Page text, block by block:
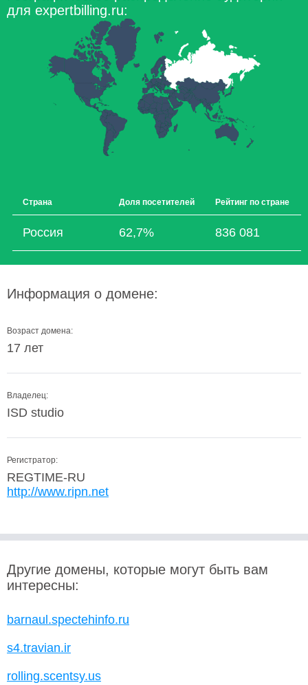
для expertbilling.ru:
Страна Доля посетителей Рейтинг по стране
Россия 62,7% 836 081
Информация о домене:
Возраст домена:
17 лет
Владелец:
ISD studio
Регистратор:
REGTIME-RU
http://www.ripn.net
Другие домены, которые могут быть вам
интересны:
barnaul.spectehinfo.ru
s4.travian.ir
rolling.scentsy.us